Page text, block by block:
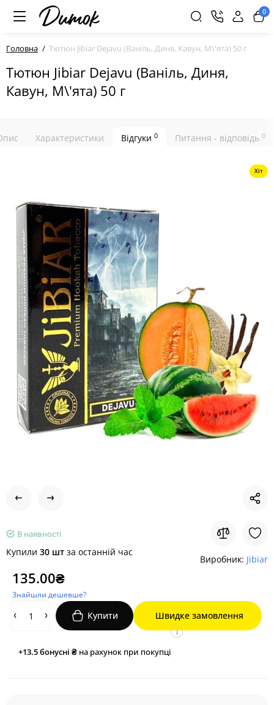
0
Головна Тютюн Jibiar Dejavu (Ваніль, Диня, Кавун, М\'ята) 50 г
Тютюн Jibiar Dejavu (Ваніль, Диня,
Кавун, М\'ята) 50 г
Характеристики Відгуки 0 Питання - відповідь 0
Хіт
В наявності
Купили 30 шт за останній час
Виробник: Jibiar
135.00₴
Знайшли дешевше?
Купити Швидке замовлення
+13.5бонусні ₴ на рахунок при покупці
i